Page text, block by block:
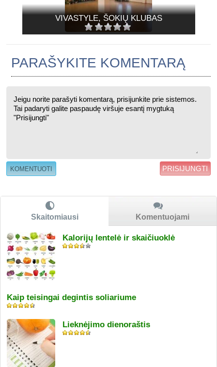
VIVASTYLE, ŠOKIŲ KLUBAS
PARAŠYKITE KOMENTARĄ
PRISIJUNGTI
Skaitomiausi Komentuojami
Kalorijų lentelė ir skaičiuoklė
Kaip teisingai degintis soliariume
Lieknėjimo dienoraštis